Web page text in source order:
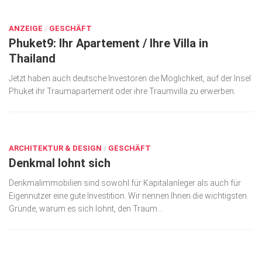
Geschäft
gesund & schön
Gesellschaft
Kunst & Kultur
Podcast
Top Branchen
SACHSEN IN PARIS
ANZEIGE / GESCHÄFT
Phuket9: Ihr Apartement / Ihre Villa in
Thailand
Jetzt haben auch deutsche Investoren die Möglichkeit, auf der Insel
Phuket ihr Traum­apartement oder ihre Traumvilla zu erwerben.
ARCHITEKTUR & DESIGN / GESCHÄFT
Denkmal lohnt sich
Denkmalimmobilien sind sowohl für Kapitalanleger als auch für
Eigennutzer eine gute Investition. Wir nennen Ihnen die wichtigsten
Gründe, warum es sich lohnt, den Traum...